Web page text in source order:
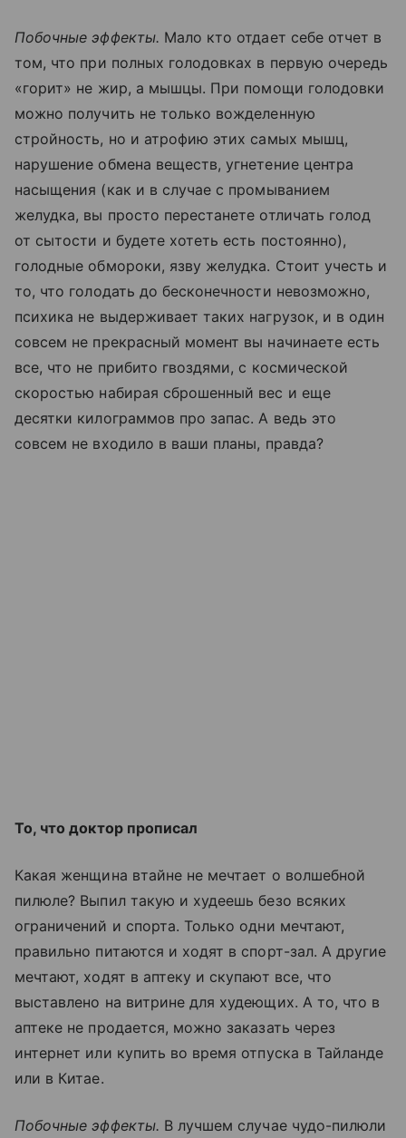
Побочные эффекты. Мало кто отдает себе отчет в
том, что при полных голодовках в первую очередь
«горит» не жир, а мышцы. При помощи голодовки
можно получить не только вожделенную
стройность, но и атрофию этих самых мышц,
нарушение обмена веществ, угнетение центра
насыщения (как и в случае с промыванием
желудка, вы просто перестанете отличать голод
от сытости и будете хотеть есть постоянно),
голодные обмороки, язву желудка. Стоит учесть и
то, что голодать до бесконечности невозможно,
психика не выдерживает таких нагрузок, и в один
совсем не прекрасный момент вы начинаете есть
все, что не прибито гвоздями, с космической
скоростью набирая сброшенный вес и еще
десятки килограммов про запас. А ведь это
совсем не входило в ваши планы, правда?
То, что доктор прописал
Какая женщина втайне не мечтает о волшебной
пилюле? Выпил такую и худеешь безо всяких
ограничений и спорта. Только одни мечтают,
правильно питаются и ходят в спорт-зал. А другие
мечтают, ходят в аптеку и скупают все, что
выставлено на витрине для худеющих. А то, что в
аптеке не продается, можно заказать через
интернет или купить во время отпуска в Тайланде
или в Китае.
Побочные эффекты. В лучшем случае чудо-пилюли